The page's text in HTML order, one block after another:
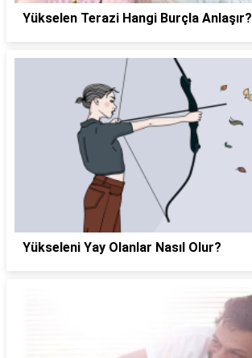
Yükselen Terazi Hangi Burçla Anlaşır?
Yükseleni Yay Olanlar Nasıl Olur?